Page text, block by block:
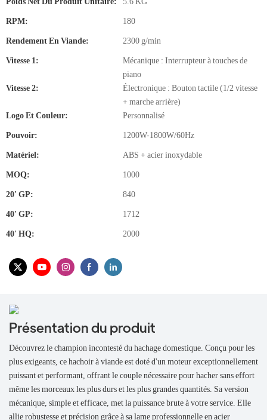
RPM: 180
Rendement En Viande: 2300 g/min
Vitesse 1:
Mécanique : Interrupteur à touches de
piano
Vitesse 2:
Électronique : Bouton tactile (1/2 vitesse
+ marche arrière)
Logo Et Couleur:
Personnalisé
Pouvoir: 1200W-1800W/60Hz
Matériel: ABS + acier inoxydable
MOQ: 1000
20′ GP: 840
40′ GP: 1712
40′ HQ: 2000
Présentation du produit
Découvrez le champion incontesté du hachage domestique. Conçu pour les
plus exigeants, ce hachoir à viande est doté d'un moteur exceptionnellement
puissant et performant, offrant le couple nécessaire pour hacher sans effort
même les morceaux les plus durs et les plus grandes quantités. Sa version
mécanique, simple et efficace, met la puissance brute à votre service. Elle
allie robustesse et précision grâce à sa lame professionnelle en acier